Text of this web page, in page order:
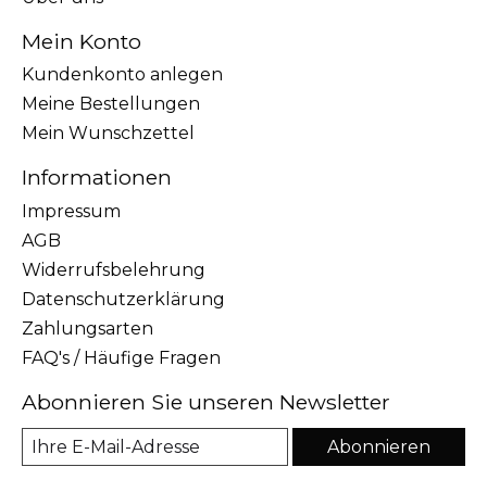
Mein Konto
Kundenkonto anlegen
Meine Bestellungen
Mein Wunschzettel
Informationen
Impressum
AGB
Widerrufsbelehrung
Datenschutzerklärung
Zahlungsarten
FAQ's / Häufige Fragen
Abonnieren Sie unseren Newsletter
Abonnieren